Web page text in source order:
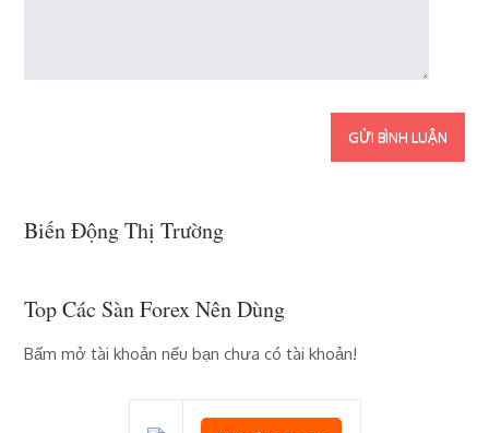
Biến Động Thị Trường
Top Các Sàn Forex Nên Dùng
Bấm mở tài khoản nếu bạn chưa có tài khoản!